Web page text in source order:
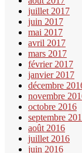
juillet 2017
juin 2017
mai 2017
avril 2017
mars 2017
février 2017
janvier 2017
décembre
novembre
octobre 2016
septembre
août 2016
juillet 2016
juin 2016